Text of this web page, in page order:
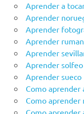
Aprender a
Aprender
Aprender
Aprender
Aprender
Aprender solfeo
Aprender sueco
Como aprender
Como aprender